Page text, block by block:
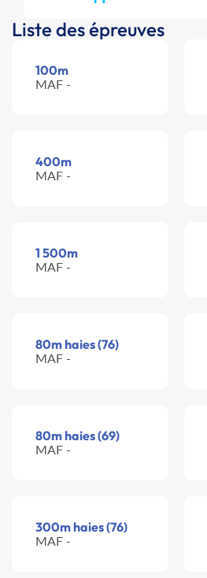
Liste des épreuves
100m
MAF -
400m
MAF -
1 500m
MAF -
80m haies (76)
MAF -
80m haies (69)
MAF -
300m haies (76)
MAF -